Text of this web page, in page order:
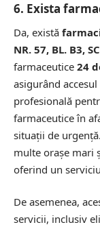
6. Exista
Da, există
NR. 57, BL. B3,
farmaceutice 24
asigurând
profesională
farmaceutice în
situații de urgență.
multe orașe mari
oferind un
De asemenea,
servicii, inclusiv